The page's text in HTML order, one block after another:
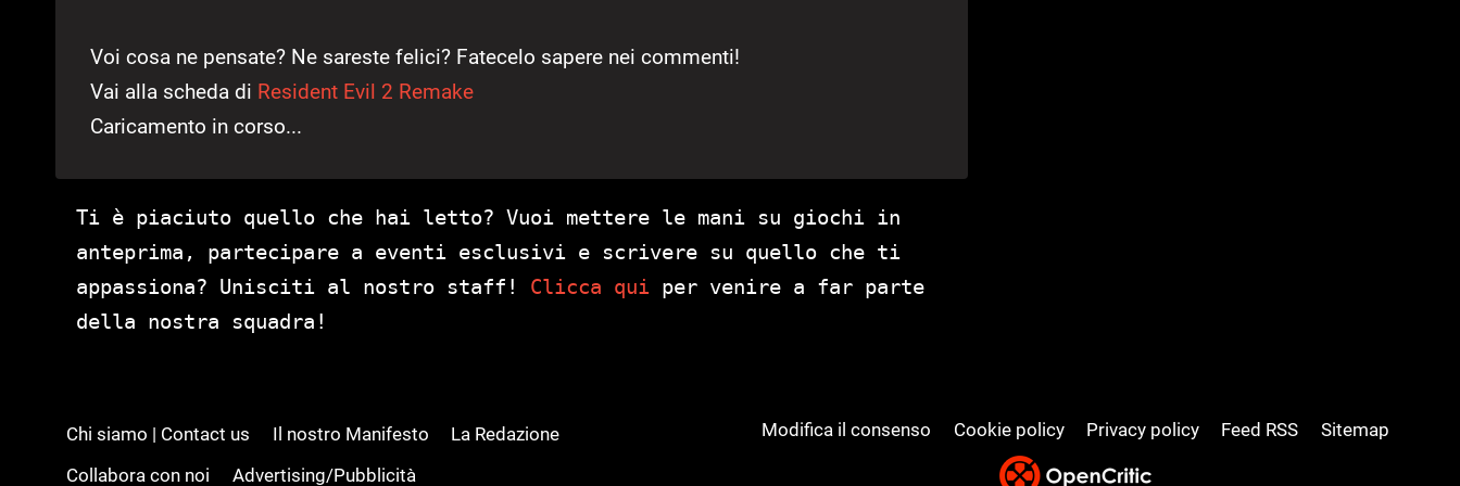
Voi cosa ne pensate? Ne sareste felici? Fatecelo sapere nei commenti!
Vai alla scheda di Resident Evil 2 Remake
Caricamento in corso...
Ti è piaciuto quello che hai letto? Vuoi mettere le mani su giochi in
anteprima, partecipare a eventi esclusivi e scrivere su quello che ti
appassiona? Unisciti al nostro staff! Clicca qui per venire a far parte
della nostra squadra!
Chi siamo | Contact us Il nostro Manifesto
La Redazione
Collabora con noi
Advertising/Pubblicità
Modifica il consenso Cookie policy Privacy policy Feed RSS Sitemap